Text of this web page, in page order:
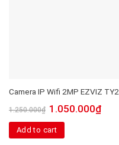
Camera IP Wifi 2MP EZVIZ TY2
1.250.000₫ 1.050.000₫
Add to cart